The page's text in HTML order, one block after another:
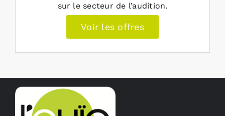
sur le secteur de l’audition.
Voir les offres